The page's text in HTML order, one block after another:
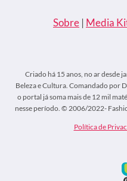
Sobre | Media
Criado há 15 anos, no ar desde
Beleza e Cultura. Comandado por
o portal já soma mais de 12 mil
nesse período. © 2006/2022-
Política de